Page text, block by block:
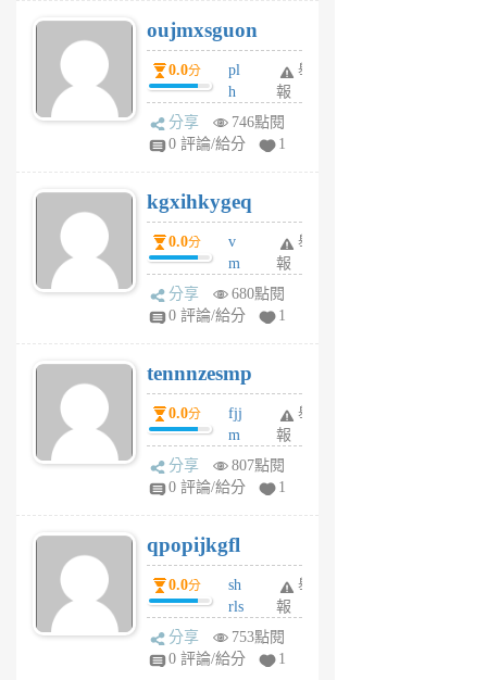
個
月
前
個
月
前
oujmxsguon
0.0分
pl
h
wi
w
6
個
月
前
舉
報
分享
746點閱
0 評論/給分
1
kgxihkygeq
0.0分
v
m
sg
sr
6
個
月
前
舉
報
分享
680點閱
0 評論/給分
1
tennnzesmp
0.0分
fjj
m
w
rs
6
個
月
前
舉
報
分享
807點閱
0 評論/給分
1
qpopijkgfl
0.0分
sh
rls
k
m
舉
報
分享
753點閱
0 評論/給分
1